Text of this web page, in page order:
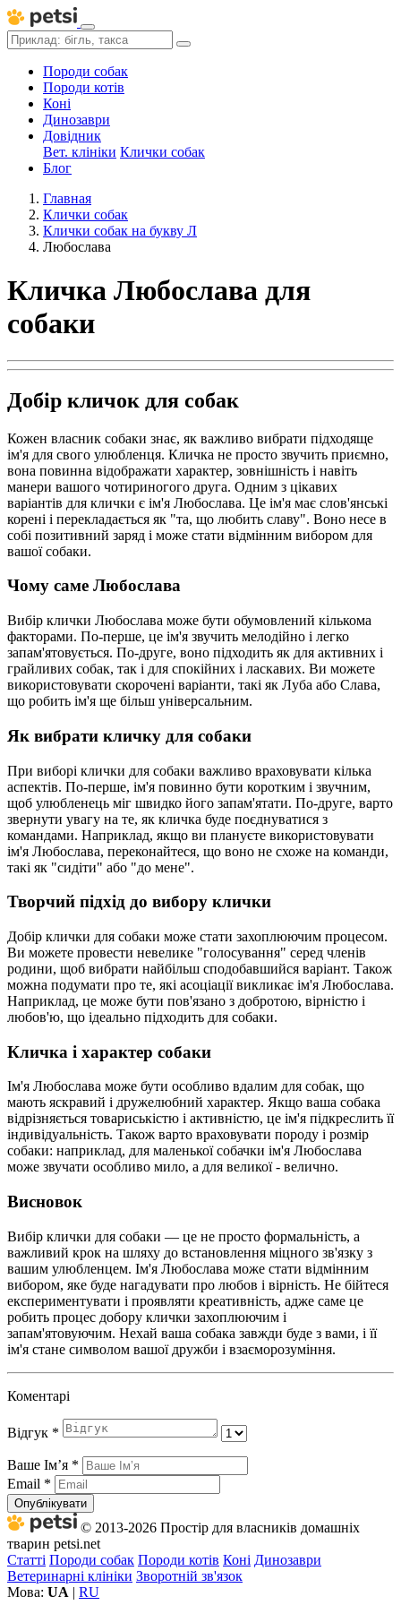
Породи собак
Породи котів
Коні
Динозаври
Довідник
Вет. клініки Клички собак
Блог
Главная
Клички собак
Клички собак на букву Л
Любослава
Кличка Любослава для
собаки
Добір кличок для собак
Кожен власник собаки знає, як важливо вибрати підходяще
ім'я для свого улюбленця. Кличка не просто звучить приємно,
вона повинна відображати характер, зовнішність і навіть
манери вашого чотириногого друга. Одним з цікавих
варіантів для клички є ім'я Любослава. Це ім'я має слов'янські
корені і перекладається як "та, що любить славу". Воно несе в
собі позитивний заряд і може стати відмінним вибором для
вашої собаки.
Чому саме Любослава
Вибір клички Любослава може бути обумовлений кількома
факторами. По-перше, це ім'я звучить мелодійно і легко
запам'ятовується. По-друге, воно підходить як для активних і
грайливих собак, так і для спокійних і ласкавих. Ви можете
використовувати скорочені варіанти, такі як Луба або Слава,
що робить ім'я ще більш універсальним.
Як вибрати кличку для собаки
При виборі клички для собаки важливо враховувати кілька
аспектів. По-перше, ім'я повинно бути коротким і звучним,
щоб улюбленець міг швидко його запам'ятати. По-друге, варто
звернути увагу на те, як кличка буде поєднуватися з
командами. Наприклад, якщо ви плануєте використовувати
ім'я Любослава, переконайтеся, що воно не схоже на команди,
такі як "сидіти" або "до мене".
Творчий підхід до вибору клички
Добір клички для собаки може стати захоплюючим процесом.
Ви можете провести невелике "голосування" серед членів
родини, щоб вибрати найбільш сподобавшийся варіант. Також
можна подумати про те, які асоціації викликає ім'я Любослава.
Наприклад, це може бути пов'язано з добротою, вірністю і
любов'ю, що ідеально підходить для собаки.
Кличка і характер собаки
Ім'я Любослава може бути особливо вдалим для собак, що
мають яскравий і дружелюбний характер. Якщо ваша собака
відрізняється товариськістю і активністю, це ім'я підкреслить її
індивідуальність. Також варто враховувати породу і розмір
собаки: наприклад, для маленької собачки ім'я Любослава
може звучати особливо мило, а для великої - велично.
Висновок
Вибір клички для собаки — це не просто формальність, а
важливий крок на шляху до встановлення міцного зв'язку з
вашим улюбленцем. Ім'я Любослава може стати відмінним
вибором, яке буде нагадувати про любов і вірність. Не бійтеся
експериментувати і проявляти креативність, адже саме це
робить процес добору клички захоплюючим і
запам'ятовуючим. Нехай ваша собака завжди буде з вами, і її
ім'я стане символом вашої дружби і взаєморозуміння.
Коментарі
Відгук *
Ваше Імʼя *
Email *
Опублікувати
© 2013-2026 Простір для власників домашніх
тварин petsi.net
Статті Породи собак Породи котів Коні Динозаври
Ветеринарні клініки Зворотній зв'язок
Мова: UA | RU